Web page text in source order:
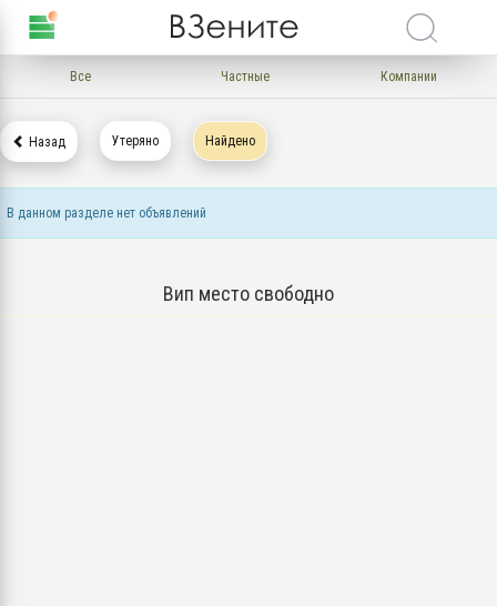
Все Частные Компании
Назад Утеряно Найдено
В данном разделе нет объявлений
Вип место свободно